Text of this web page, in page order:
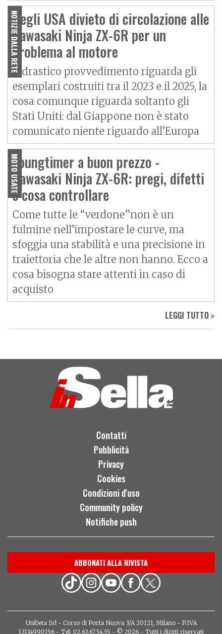
NOTIZIE DALLA RETE
Negli USA divieto di circolazione alle
Kawasaki Ninja ZX-6R per un
problema al motore
Il drastico provvedimento riguarda gli
esemplari costruiti tra il 2023 e il 2025, la
cosa comunque riguarda soltanto gli
Stati Uniti: dal Giappone non è stato
comunicato niente riguardo all’Europa
MOTO USATE
Youngtimer a buon prezzo -
Kawasaki Ninja ZX-6R: pregi, difetti
e cosa controllare
Come tutte le “verdone”non è un
fulmine nell’impostare le curve, ma
sfoggia una stabilità e una precisione in
traiettoria che le altre non hanno. Ecco a
cosa bisogna stare attenti in caso di
acquisto
LEGGI TUTTO »
Contatti
Pubblicità
Privacy
Cookies
Condizioni d'uso
Community policy
Notifiche push
ABBONATI ALLA RIVISTA
Unibeta Srl - Corso di Porta Nuova 3/A 20121, Milano - P.IVA
13114990156 - Tel: 02.63.67.54.55 - © 2026 - Tutti i diritti riservati